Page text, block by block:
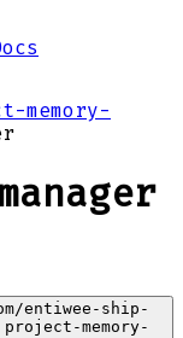
memory-
entiwee-ship-
memory-